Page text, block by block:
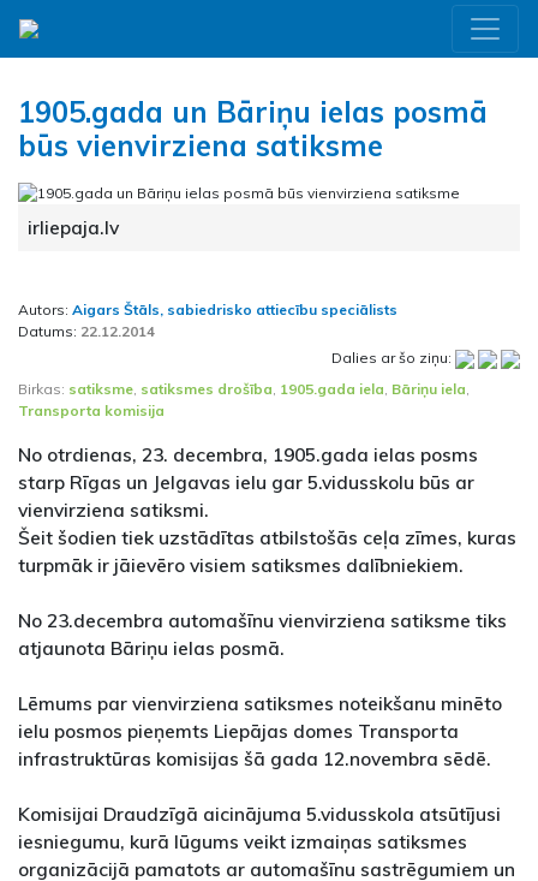
1905.gada un Bāriņu ielas posmā
būs vienvirziena satiksme
irliepaja.lv
Autors: Aigars Štāls, sabiedrisko attiecību speciālists
Datums: 22.12.2014
Dalies ar šo ziņu:
Birkas: satiksme satiksmes drošība 1905.gada iela Bāriņu iela
Transporta komisija
No otrdienas, 23. decembra, 1905.gada ielas posms
starp Rīgas un Jelgavas ielu gar 5.vidusskolu būs ar
vienvirziena satiksmi.
Šeit šodien tiek uzstādītas atbilstošās ceļa zīmes, kuras
turpmāk ir jāievēro visiem satiksmes dalībniekiem.
No 23.decembra automašīnu vienvirziena satiksme tiks
atjaunota Bāriņu ielas posmā.
Lēmums par vienvirziena satiksmes noteikšanu minēto
ielu posmos pieņemts Liepājas domes Transporta
infrastruktūras komisijas šā gada 12.novembra sēdē.
Komisijai Draudzīgā aicinājuma 5.vidusskola atsūtījusi
iesniegumu, kurā lūgums veikt izmaiņas satiksmes
organizācijā pamatots ar automašīnu sastrēgumiem un